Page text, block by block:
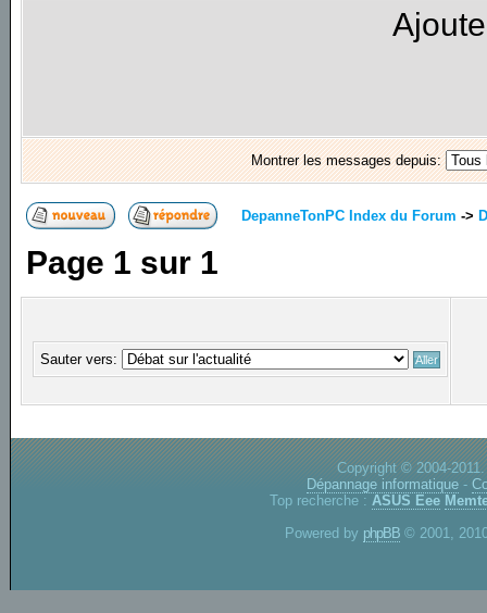
Montrer les messages depuis:
DepanneTonPC Index du Forum ->
Page 1 sur 1
Sauter vers:
Copyright © 2004-
Dépannage informatique -
Top recherche : ASUS Eee
Powered by phpBB © 2001,